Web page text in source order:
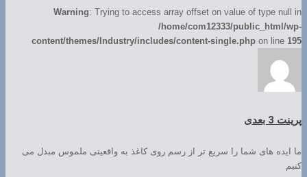
Warning: Trying to access array offset on value of type null in
/home/com12333/public_html/wp-
content/themes/Industry/includes/content-single.php on line 195
پرینت 3 بعدی
ما ایده های شما را سریع تر از رسم روی کاغذ به واقعیتی ملموس مبدل می
کنیم